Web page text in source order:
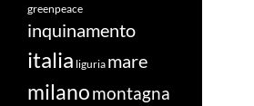
greenpeace
inquinamento
italia liguria mare
milanomontagna